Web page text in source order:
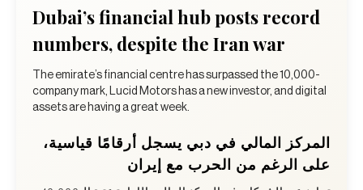
Dubai’s financial hub posts record
numbers, despite the Iran war
The emirate’s financial centre has surpassed the 10,000-
company mark, Lucid Motors has a new investor, and digital
assets are having a great week.
المركز المالي في دبي يسجل أرقامًا قياسية،
على الرغم من الحرب مع إيران